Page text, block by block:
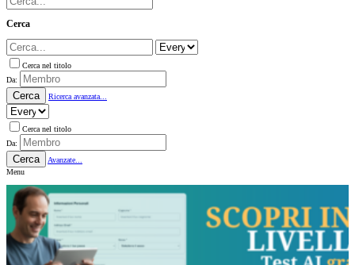
Cerca
Cerca nel titolo
Da:
Cerca Ricerca avanzata...
Cerca nel titolo
Da:
Cerca
Avanzate...
Menu